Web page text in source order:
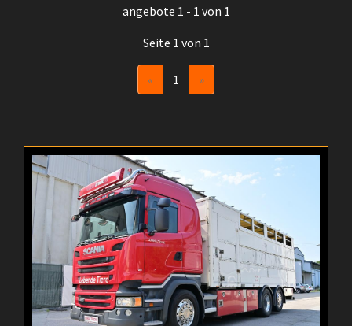
angebote 1 - 1 von 1
Seite 1 von 1
« Previous
1 »Next